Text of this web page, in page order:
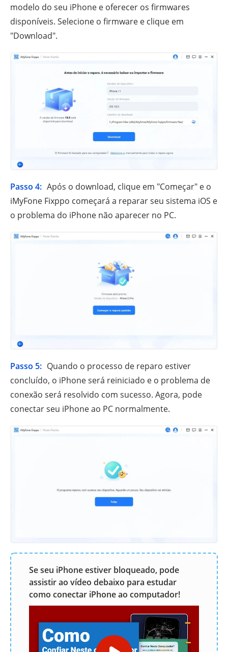
modelo do seu iPhone e oferecer os firmwares
disponíveis. Selecione o firmware e clique em
"Download".
Passo 4: Após o download, clique em "Começar" e o
iMyFone Fixppo começará a reparar seu sistema iOS e
o problema do iPhone não aparecer no PC.
Passo 5: Quando o processo de reparo estiver
concluído, o iPhone será reiniciado e o problema de
conexão será resolvido com sucesso. Agora, pode
conectar seu iPhone ao PC normalmente.
Se seu iPhone estiver bloqueado, pode
assistir ao vídeo debaixo para estudar
como conectar iPhone ao computador!